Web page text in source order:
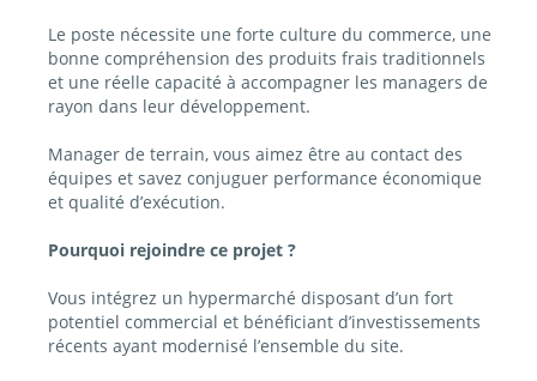
Le poste nécessite une forte culture du commerce, une
bonne compréhension des produits frais traditionnels
et une réelle capacité à accompagner les managers de
rayon dans leur développement.
Manager de terrain, vous aimez être au contact des
équipes et savez conjuguer performance économique
et qualité d’exécution.
Pourquoi rejoindre ce projet ?
Vous intégrez un hypermarché disposant d’un fort
potentiel commercial et bénéficiant d’investissements
récents ayant modernisé l’ensemble du site.